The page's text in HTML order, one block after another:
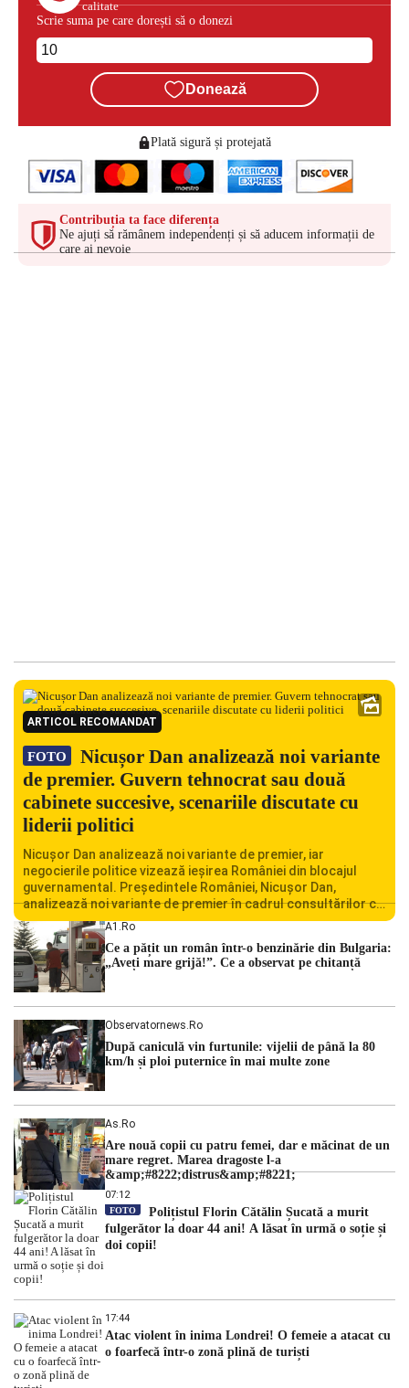
calitate
Scrie suma pe care dorești să o donezi
Donează
Plată sigură și protejată
Contribuția ta face diferența
Ne ajuți să rămânem independenți și să aducem informații de
care ai nevoie
ARTICOL RECOMANDAT
FOTO
Nicușor Dan analizează noi variante
de premier. Guvern tehnocrat sau două
cabinete succesive, scenariile discutate cu
liderii politici
Nicușor Dan analizează noi variante de premier, iar
negocierile politice vizează ieșirea României din blocajul
guvernamental. Președintele României, Nicușor Dan,
analizează noi variante de premier în cadrul consultărilor cu
liderii politici. Ciprian Ciucu vorbește despre scenariul unui
guvern tehnocrat și despre posibilitatea a două cabinete
succesive. Nicușor Dan analizează noi variante de premier
România traversează […]
A1.ro
Ce a pățit un român într-o benzinărie din Bulgaria:
„Aveți mare grijă!”. Ce a observat pe chitanță
Observatornews.ro
După caniculă vin furtunile: vijelii de până la 80
km/h și ploi puternice în mai multe zone
As.ro
Are nouă copii cu patru femei, dar e măcinat de un
mare regret. Marea dragoste l-a
&amp;#8222;distrus&amp;#8221;
07:12
FOTO
Polițistul Florin Cătălin Șucată a murit
fulgerător la doar 44 ani! A lăsat în urmă o soție și
doi copii!
17:44
Atac violent în inima Londrei! O femeie a atacat cu
o foarfecă într-o zonă plină de turiști